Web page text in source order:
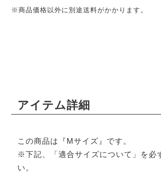
※商品価格以外に別途送料がかかります。
アイテム詳細
この商品は『Mサイズ』です。
※下記、「適合サイズについて」を必
い。